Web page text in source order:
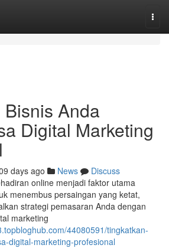
Anda
Digital Marketing
days ago News
Discuss
online menjadi faktor utama
menembus persaingan yang ketat,
strategi pemasaran Anda dengan
marketing
44080591/tingkatkan-
digital-marketing-profesional